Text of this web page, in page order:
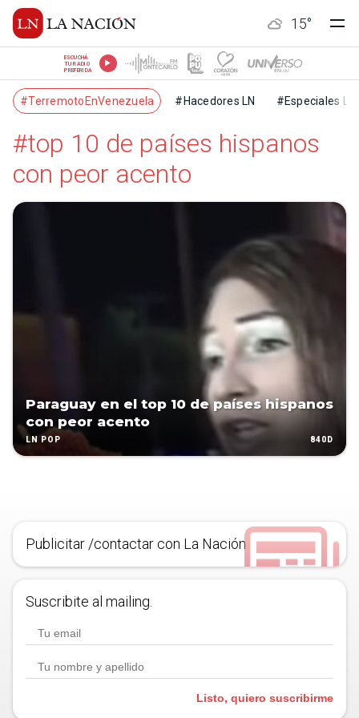
15°
ESCUCHÁ
TU RADIO
PREFERIDA
#TerremotoEnVenezuela #Hacedores LN #Especiales LN
#top 10 de países hispanos
con peor acento
Paraguay en el top 10 de países hispanos
con peor acento
LN POP 840D
Publicitar /contactar con La Nación
Suscribite al mailing.
Listo, quiero suscribirme